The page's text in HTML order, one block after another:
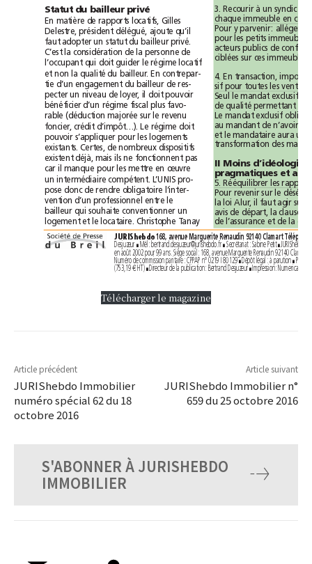
Statut du bailleur privé
En matière de rapports locatifs,
Gilles
Delestre,
président délégué, ajoute
faut adopter un statut du bailleur
privé.
C’est la considération de la personne
de
l’occupant
qui doit guider le régime locatif
et non la qualité du bailleur. En
contrepar-
tie
d’un engagement du bailleur de
res-
pecter
un niveau de loyer, doit
pouvoir
bénéficier
d’un régime plus
favo-
rable
(déduction majorée sur le
revenu
foncier,
crédit d’impôt…). Le régime
doit
pouvoir
s’appliquer pour les
logements
existants.
Certes, de nombreux
dispositifs
existent
déjà, mais ils ne fonctionnent
pas
car il manque pour les mettre en
œuvre
un
intermédiaire compétent. L’UNIS
pro-
pose
donc de rendre obligatoire
l’inter-
vention
d’un entre le
bailleur
qui souhaite conventionner
un
logement
et le locataire. Christophe Tanay
JURIShebdo 168, avenue Marguerite Renaudin 92140 Clamart
Desjuzeur Mél: bertrand.desjuzeur@jurishebdo.fr Secrétariat: Sabine Petit
en
août2002 pour 99 ans. Siège social: 168, avenue Marguerite Renaudin 92140
Numéro de commission paritaire: CPPAP n°0219 80129 Dépôt légal:à parution
(753,19€ HT) Directeur de la publication: Bertrand Desjuzeur Impression: Numerica
3. Recourir à un
syndic
chaque
immeuble
en
Pour y parvenir: alléger
pour
les petits
acteurs
publics de
ciblées
sur ces
4. En transaction,
sif pour toutes les
le mandat exclusif
de qualité permettant
Le
mandat exclusif
au mandant de
n’avoir
et le mandataire aura
transformation
des
Moins
pragmatiques
et
5. Rééquilibrer les
Pour
revenir sur le
la
loi Alur, faut agir
avis
de départ, la
clause
de
l’assurance et de la
Télécharger le magazine
Article précédent
JURIShebdo Immobilier
numéro spécial 62 du 18
octobre 2016
Article suivant
JURIShebdo Immobilier n°
659 du 25 octobre 2016
S'ABONNER À JURISHEBDO
IMMOBILIER